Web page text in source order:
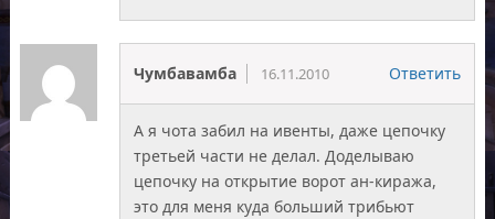
Чумбавамба 16.11.2010 Ответить
А я чота забил на ивенты, даже цепочку
третьей части не делал. Доделываю
цепочку на открытие ворот ан-киража,
это для меня куда больший трибьют